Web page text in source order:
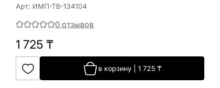
Арт: ИМП-ТВ-134104
0 отзывов
1 725 ₸
в корзину 1 725 ₸